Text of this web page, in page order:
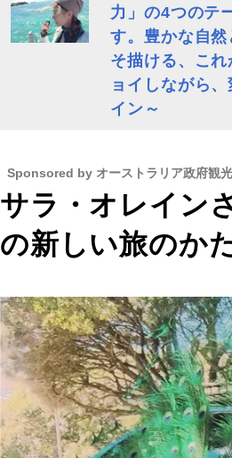
力」の4つのテ
す。豊かな自
そ描ける、こ
ョイしながら
イン～
サラ・オレイン
の新しい旅のか
Sponsored by オーストラリア政府観